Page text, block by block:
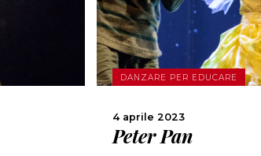
DANZARE PER EDUCARE
4 aprile 2023
Peter Pan